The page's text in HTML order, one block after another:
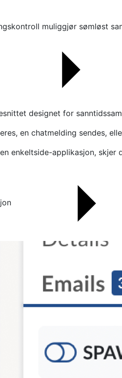
muliggjør sømløst
designet for
en chatmelding sendes,
enkeltside-applikasjon,